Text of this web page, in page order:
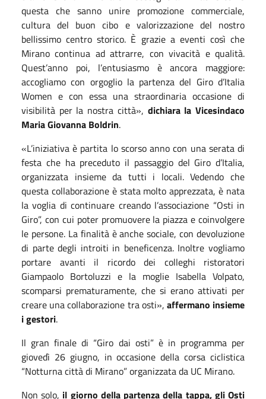
questa che sanno unire promozione commerciale,
cultura del buon cibo e valorizzazione del nostro
bellissimo centro storico. È grazie a eventi così che
Mirano continua ad attrarre, con vivacità e qualità.
Quest’anno poi, l’entusiasmo è ancora maggiore:
accogliamo con orgoglio la partenza del Giro d’Italia
Women e con essa una straordinaria occasione di
visibilità per la nostra città», dichiara la Vicesindaco
Maria Giovanna Boldrin.
«L’iniziativa è partita lo scorso anno con una serata di
festa che ha preceduto il passaggio del Giro d’Italia,
organizzata insieme da tutti i locali. Vedendo che
questa collaborazione è stata molto apprezzata, è nata
la voglia di continuare creando l’associazione “Osti in
Giro”, con cui poter promuovere la piazza e coinvolgere
le persone. La finalità è anche sociale, con devoluzione
di parte degli introiti in beneficenza. Inoltre vogliamo
portare avanti il ricordo dei colleghi ristoratori
Giampaolo Bortoluzzi e la moglie Isabella Volpato,
scomparsi prematuramente, che si erano attivati per
creare una collaborazione tra osti», affermano insieme
i gestori.
Il gran finale di “Giro dai osti” è in programma per
giovedì 26 giugno, in occasione della corsa ciclistica
“Notturna città di Mirano” organizzata da UC Mirano.
Non solo, il giorno della partenza della tappa, gli Osti